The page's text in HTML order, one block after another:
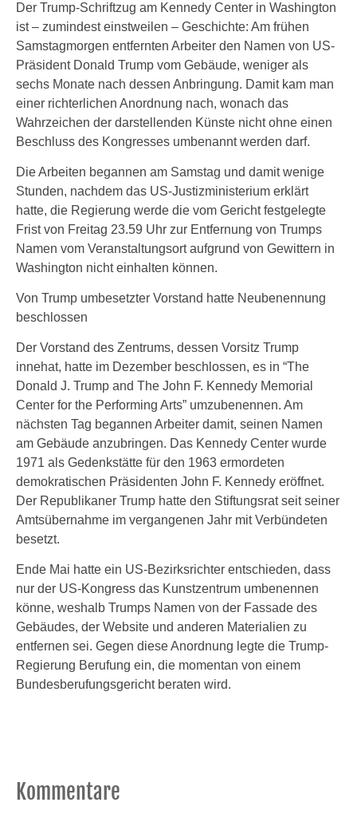
Der Trump-Schriftzug am Kennedy Center in Washington
ist – zumindest einstweilen – Geschichte: Am frühen
Samstagmorgen entfernten Arbeiter den Namen von US-
Präsident Donald Trump vom Gebäude, weniger als
sechs Monate nach dessen Anbringung. Damit kam man
einer richterlichen Anordnung nach, wonach das
Wahrzeichen der darstellenden Künste nicht ohne einen
Beschluss des Kongresses umbenannt werden darf.
Die Arbeiten begannen am Samstag und damit wenige
Stunden, nachdem das US-Justizministerium erklärt
hatte, die Regierung werde die vom Gericht festgelegte
Frist von Freitag 23.59 Uhr zur Entfernung von Trumps
Namen vom Veranstaltungsort aufgrund von Gewittern in
Washington nicht einhalten können.
Von Trump umbesetzter Vorstand hatte Neubenennung
beschlossen
Der Vorstand des Zentrums, dessen Vorsitz Trump
innehat, hatte im Dezember beschlossen, es in “The
Donald J. Trump and The John F. Kennedy Memorial
Center for the Performing Arts” umzubenennen. Am
nächsten Tag begannen Arbeiter damit, seinen Namen
am Gebäude anzubringen. Das Kennedy Center wurde
1971 als Gedenkstätte für den 1963 ermordeten
demokratischen Präsidenten John F. Kennedy eröffnet.
Der Republikaner Trump hatte den Stiftungsrat seit seiner
Amtsübernahme im vergangenen Jahr mit Verbündeten
besetzt.
Ende Mai hatte ein US-Bezirksrichter entschieden, dass
nur der US-Kongress das Kunstzentrum umbenennen
könne, weshalb Trumps Namen von der Fassade des
Gebäudes, der Website und anderen Materialien zu
entfernen sei. Gegen diese Anordnung legte die Trump-
Regierung Berufung ein, die momentan von einem
Bundesberufungsgericht beraten wird.
Kommentare